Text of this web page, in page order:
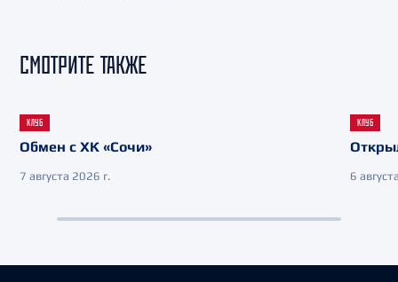
СМОТРИТЕ ТАКЖЕ
КЛУБ
Обмен с ХК «Сочи»
7 августа 2026 г.
КЛУБ
6